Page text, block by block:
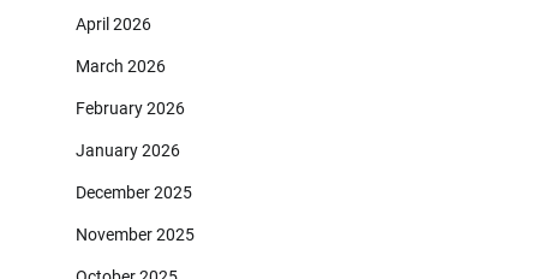
April 2026
March 2026
February 2026
January 2026
December 2025
November 2025